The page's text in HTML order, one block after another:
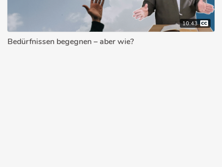
10:43
Bedürfnissen begegnen – aber wie?